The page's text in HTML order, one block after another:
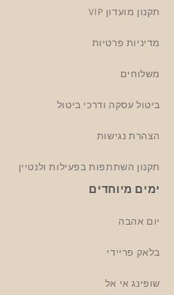
תקנון מועדון VIP
מדיניות פרטיות
משלוחים
ביטול עסקה ודרכי ביטול
הצהרת נגישות
תקנון השתתפות בפעילות ולנטיין
ימים מיוחדים
יום אהבה
בלאק פריידי
שופינג אי אל